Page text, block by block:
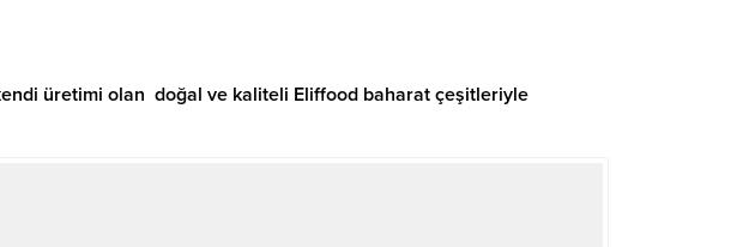
üretimi olan doğal ve kaliteli Eliffood baharat çeşitleriyle